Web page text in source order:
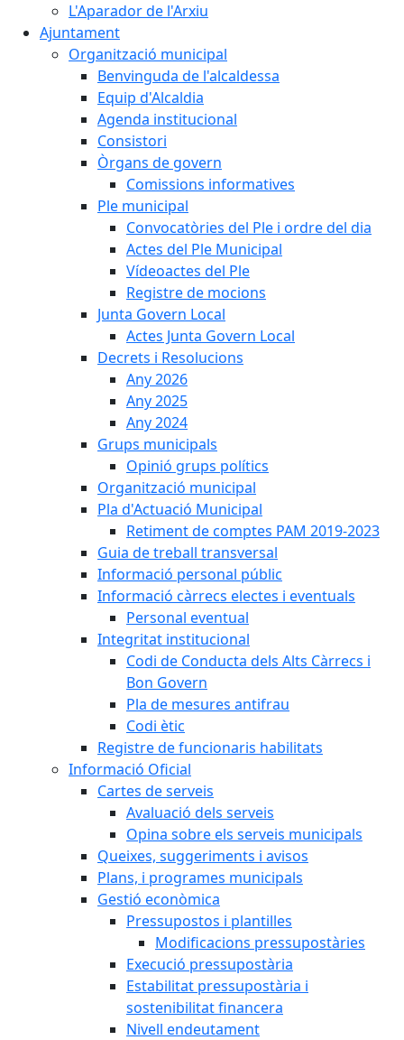
L'Aparador de l'Arxiu
Ajuntament
Organització municipal
Benvinguda de l'alcaldessa
Equip d'Alcaldia
Agenda institucional
Consistori
Òrgans de govern
Comissions informatives
Ple municipal
Convocatòries del Ple i ordre del dia
Actes del Ple Municipal
Vídeoactes del Ple
Registre de mocions
Junta Govern Local
Actes Junta Govern Local
Decrets i Resolucions
Any 2026
Any 2025
Any 2024
Grups municipals
Opinió grups polítics
Organització municipal
Pla d'Actuació Municipal
Retiment de comptes PAM 2019-2023
Guia de treball transversal
Informació personal públic
Informació càrrecs electes i eventuals
Personal eventual
Integritat institucional
Codi de Conducta dels Alts Càrrecs i
Bon Govern
Pla de mesures antifrau
Codi ètic
Registre de funcionaris habilitats
Informació Oficial
Cartes de serveis
Avaluació dels serveis
Opina sobre els serveis municipals
Queixes, suggeriments i avisos
Plans, i programes municipals
Gestió econòmica
Pressupostos i plantilles
Modificacions pressupostàries
Execució pressupostària
Estabilitat pressupostària i
sostenibilitat financera
Nivell endeutament